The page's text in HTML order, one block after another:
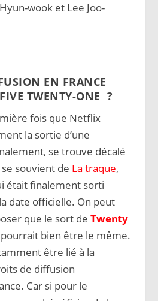
wook et Lee Joo-
EN FRANCE
TWENTY-ONE ?
fois que Netflix
la sortie d’une
se trouve décalé
souvient de La traque,
était finalement sorti
date officielle. On peut
que le sort deTwenty
pourrait bien être le même.
être lié à la
de diffusion
Car si pour le